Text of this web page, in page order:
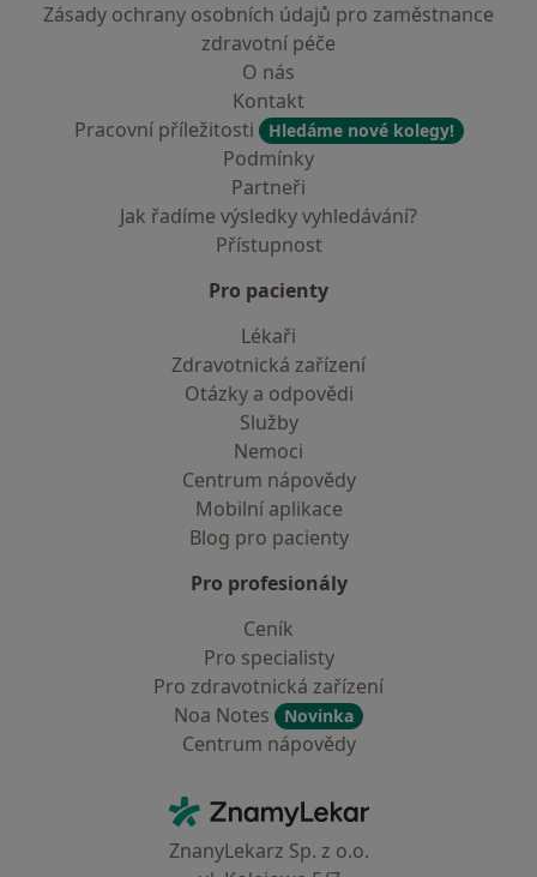
Zásady ochrany osobních údajů pro zaměstnance
zdravotní péče
O nás
Kontakt
Pracovní příležitosti
Hledáme nové kolegy!
Podmínky
Partneři
Jak řadíme výsledky vyhledávání?
Přístupnost
Pro pacienty
Lékaři
Zdravotnická zařízení
Otázky a odpovědi
Služby
Nemoci
Centrum nápovědy
Mobilní aplikace
Blog pro pacienty
Pro profesionály
Ceník
Pro specialisty
Pro zdravotnická zařízení
Noa Notes
Novinka
Centrum nápovědy
ZnamyLekar - Hlavní stránka
ZnanyLekarz Sp. z o.o.